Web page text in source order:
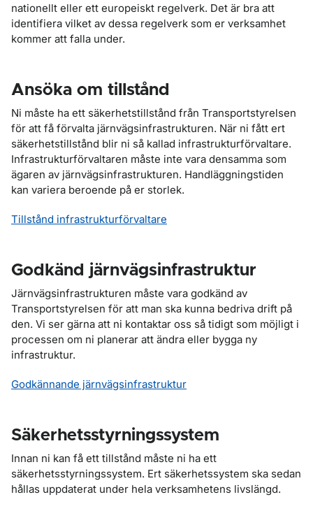
nationellt eller ett europeiskt regelverk. Det är bra att
identifiera vilket av dessa regelverk som er verksamhet
kommer att falla under.
Ansöka om tillstånd
Ni måste ha ett säkerhetstillstånd från Transportstyrelsen
för att få förvalta järnvägsinfrastrukturen. När ni fått ert
säkerhetstillstånd blir ni så kallad infrastrukturförvaltare.
Infrastrukturförvaltaren måste inte vara densamma som
ägaren av järnvägsinfrastrukturen. Handläggningstiden
kan variera beroende på er storlek.
Tillstånd infrastrukturförvaltare
Godkänd järnvägsinfrastruktur
Järnvägsinfrastrukturen måste vara godkänd av
Transportstyrelsen för att man ska kunna bedriva drift på
den. Vi ser gärna att ni kontaktar oss så tidigt som möjligt i
processen om ni planerar att ändra eller bygga ny
infrastruktur.
Godkännande järnvägsinfrastruktur
Säkerhetsstyrningssystem
Innan ni kan få ett tillstånd måste ni ha ett
säkerhetsstyrningssystem. Ert säkerhetssystem ska sedan
hållas uppdaterat under hela verksamhetens livslängd.